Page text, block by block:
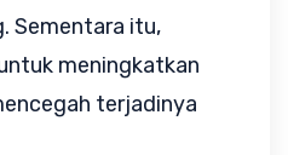
Sementara itu,
meningkatkan
terjadinya